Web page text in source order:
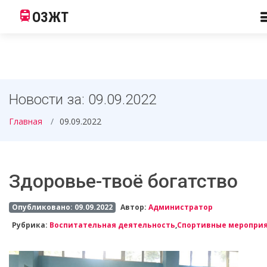
ОЗЖТ
Новости за: 09.09.2022
Главная 09.09.2022
Здоровье-твоё богатство
Опубликовано: 09.09.2022 Автор:Администратор
Рубрика: Воспитательная деятельность,Спортивные